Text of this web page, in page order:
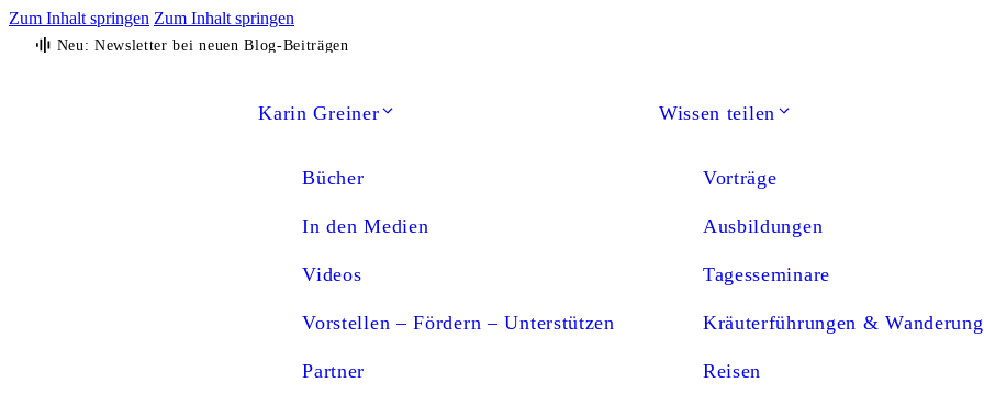
Zum Inhalt springen Zum Inhalt springen
Neu: Newsletter bei neuen Blog-Beiträgen
Karin Greiner
Bücher
In den Medien
Videos
Vorstellen – Fördern – Unterstützen
Partner
Wissen teilen
Vorträge
Ausbildungen
Tagesseminare
Kräuterführungen &
Reisen